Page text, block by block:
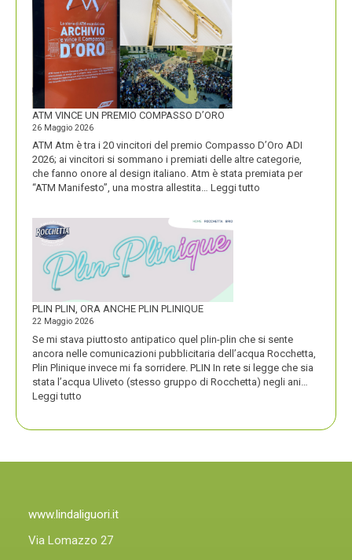
DOLOMITI
ENERGIA
MOSTRA
LA
SUA
IDENTITÀ
FORTE
ATM VINCE UN PREMIO COMPASSO D’ORO
26 Maggio 2026
ATM Atm è tra i 20 vincitori del premio Compasso D’Oro ADI
2026; ai vincitori si sommano i premiati delle altre categorie,
che fanno onore al design italiano. Atm è stata premiata per
“ATM Manifesto”, una mostra allestita… Leggi tutto
PLIN PLIN, ORA ANCHE PLIN PLINIQUE
22 Maggio 2026
Se mi stava piuttosto antipatico quel plin-plin che si sente
ancora nelle comunicazioni pubblicitaria dell’acqua Rocchetta,
Plin Plinique invece mi fa sorridere. PLIN In rete si legge che sia
stata l’acqua Uliveto (stesso gruppo di Rocchetta) negli ani…
Leggi tutto
PLIN
www.lindaliguori.it
Via Lomazzo 27